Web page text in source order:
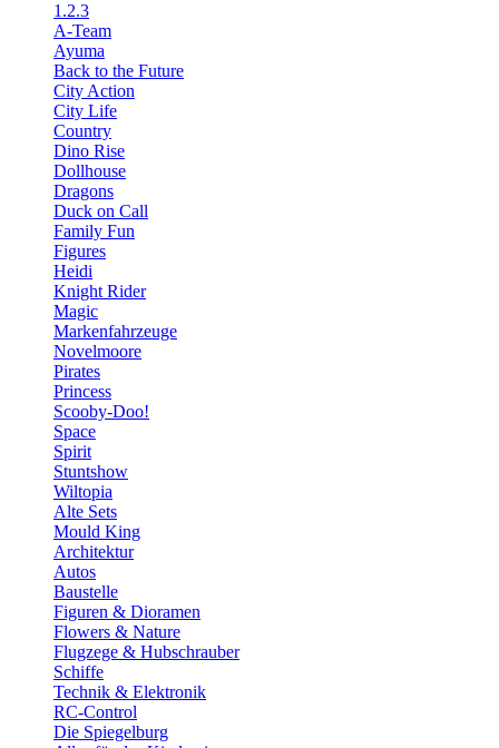
1.2.3
A-Team
Ayuma
Back to the Future
City Action
City Life
Country
Dino Rise
Dollhouse
Dragons
Duck on Call
Family Fun
Figures
Heidi
Knight Rider
Magic
Markenfahrzeuge
Novelmoore
Pirates
Princess
Scooby-Doo!
Space
Spirit
Stuntshow
Wiltopia
Alte Sets
Mould King
Architektur
Autos
Baustelle
Figuren & Dioramen
Flowers & Nature
Flugzege & Hubschrauber
Schiffe
Technik & Elektronik
RC-Control
Die Spiegelburg